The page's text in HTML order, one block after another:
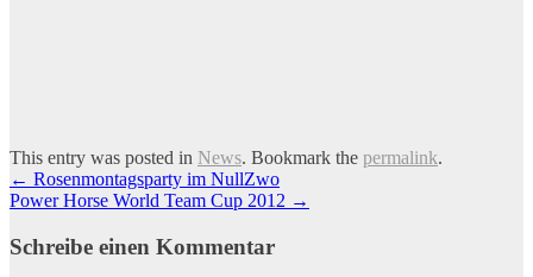
This entry was posted in News. Bookmark the permalink.
Artikel-
Navigation
← Rosenmontagsparty im NullZwo
Power Horse World Team Cup 2012 →
Schreibe einen Kommentar